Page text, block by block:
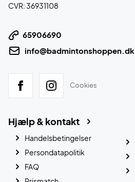
CVR: 36931108
65906690
info@badmintonshoppen.dk
Cookies
Hjælp & kontakt
Handelsbetingelser
Persondatapolitik
FAQ